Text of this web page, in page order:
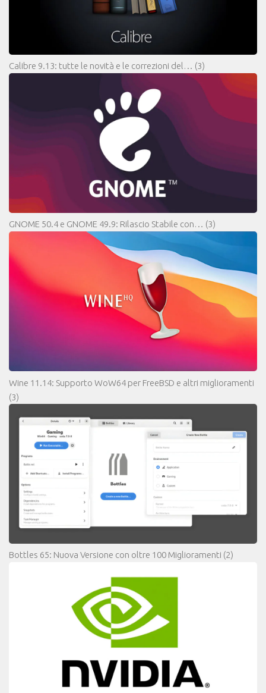
Calibre 9.13: tutte le novità e le correzioni del… (3)
GNOME 50.4 e GNOME 49.9: Rilascio Stabile con… (3)
Wine 11.14: Supporto WoW64 per FreeBSD e altri miglioramenti
(3)
Bottles 65: Nuova Versione con oltre 100 Miglioramenti (2)